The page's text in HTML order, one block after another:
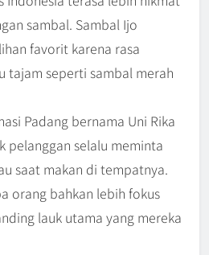
sambal. Sambal Ijo
favorit karena rasa
tajam seperti sambal merah
Padang bernama Uni Rika
pelanggan selalu meminta
saat makan di tempatnya.
orang bahkan lebih fokus
lauk utama yang mereka